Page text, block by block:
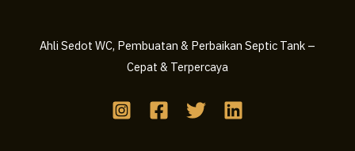
Ahli Sedot WC, Pembuatan & Perbaikan Septic Tank –
Cepat & Terpercaya